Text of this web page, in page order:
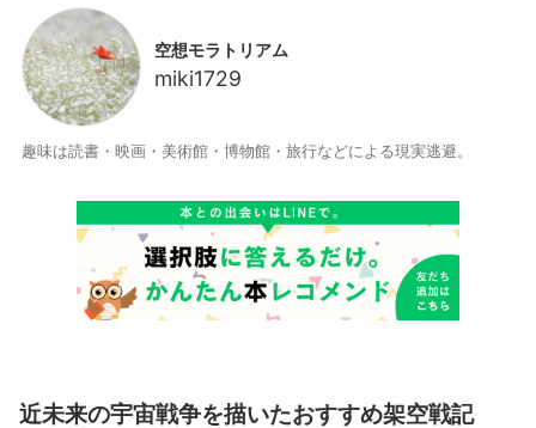
空想モラトリアム
miki1729
趣味は読書・映画・美術館・博物館・旅行などによる現実逃避。
近未来の宇宙戦争を描いたおすすめ架空戦記